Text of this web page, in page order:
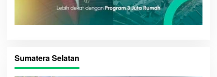
Sumatera Selatan